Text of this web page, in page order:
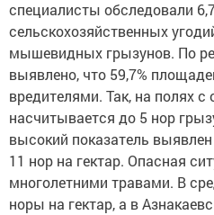
специалисты обследовали
сельскохозяйственных
мышевидных грызунов. По
выявлено, что 59,7%
вредителями. Так, на полях
насчитывается до 5 нор
высокий показатель
11 нор на гектар. Опасная
многолетними травами. В
норы на гектар, а в